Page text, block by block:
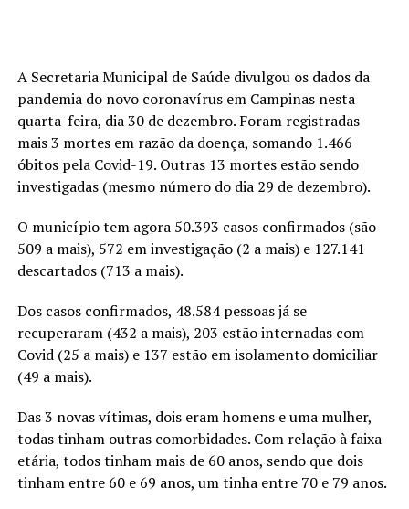
A Secretaria Municipal de Saúde divulgou os dados da
pandemia do novo coronavírus em Campinas nesta
quarta-feira, dia 30 de dezembro. Foram registradas
mais 3 mortes em razão da doença, somando 1.466
óbitos pela Covid-19. Outras 13 mortes estão sendo
investigadas (mesmo número do dia 29 de dezembro).
O município tem agora 50.393 casos confirmados (são
509 a mais), 572 em investigação (2 a mais) e 127.141
descartados (713 a mais).
Dos casos confirmados, 48.584 pessoas já se
recuperaram (432 a mais), 203 estão internadas com
Covid (25 a mais) e 137 estão em isolamento domiciliar
(49 a mais).
Das 3 novas vítimas, dois eram homens e uma mulher,
todas tinham outras comorbidades. Com relação à faixa
etária, todos tinham mais de 60 anos, sendo que dois
tinham entre 60 e 69 anos, um tinha entre 70 e 79 anos.